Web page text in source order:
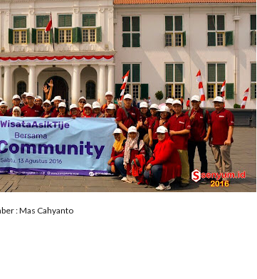
: Mas Cahyanto